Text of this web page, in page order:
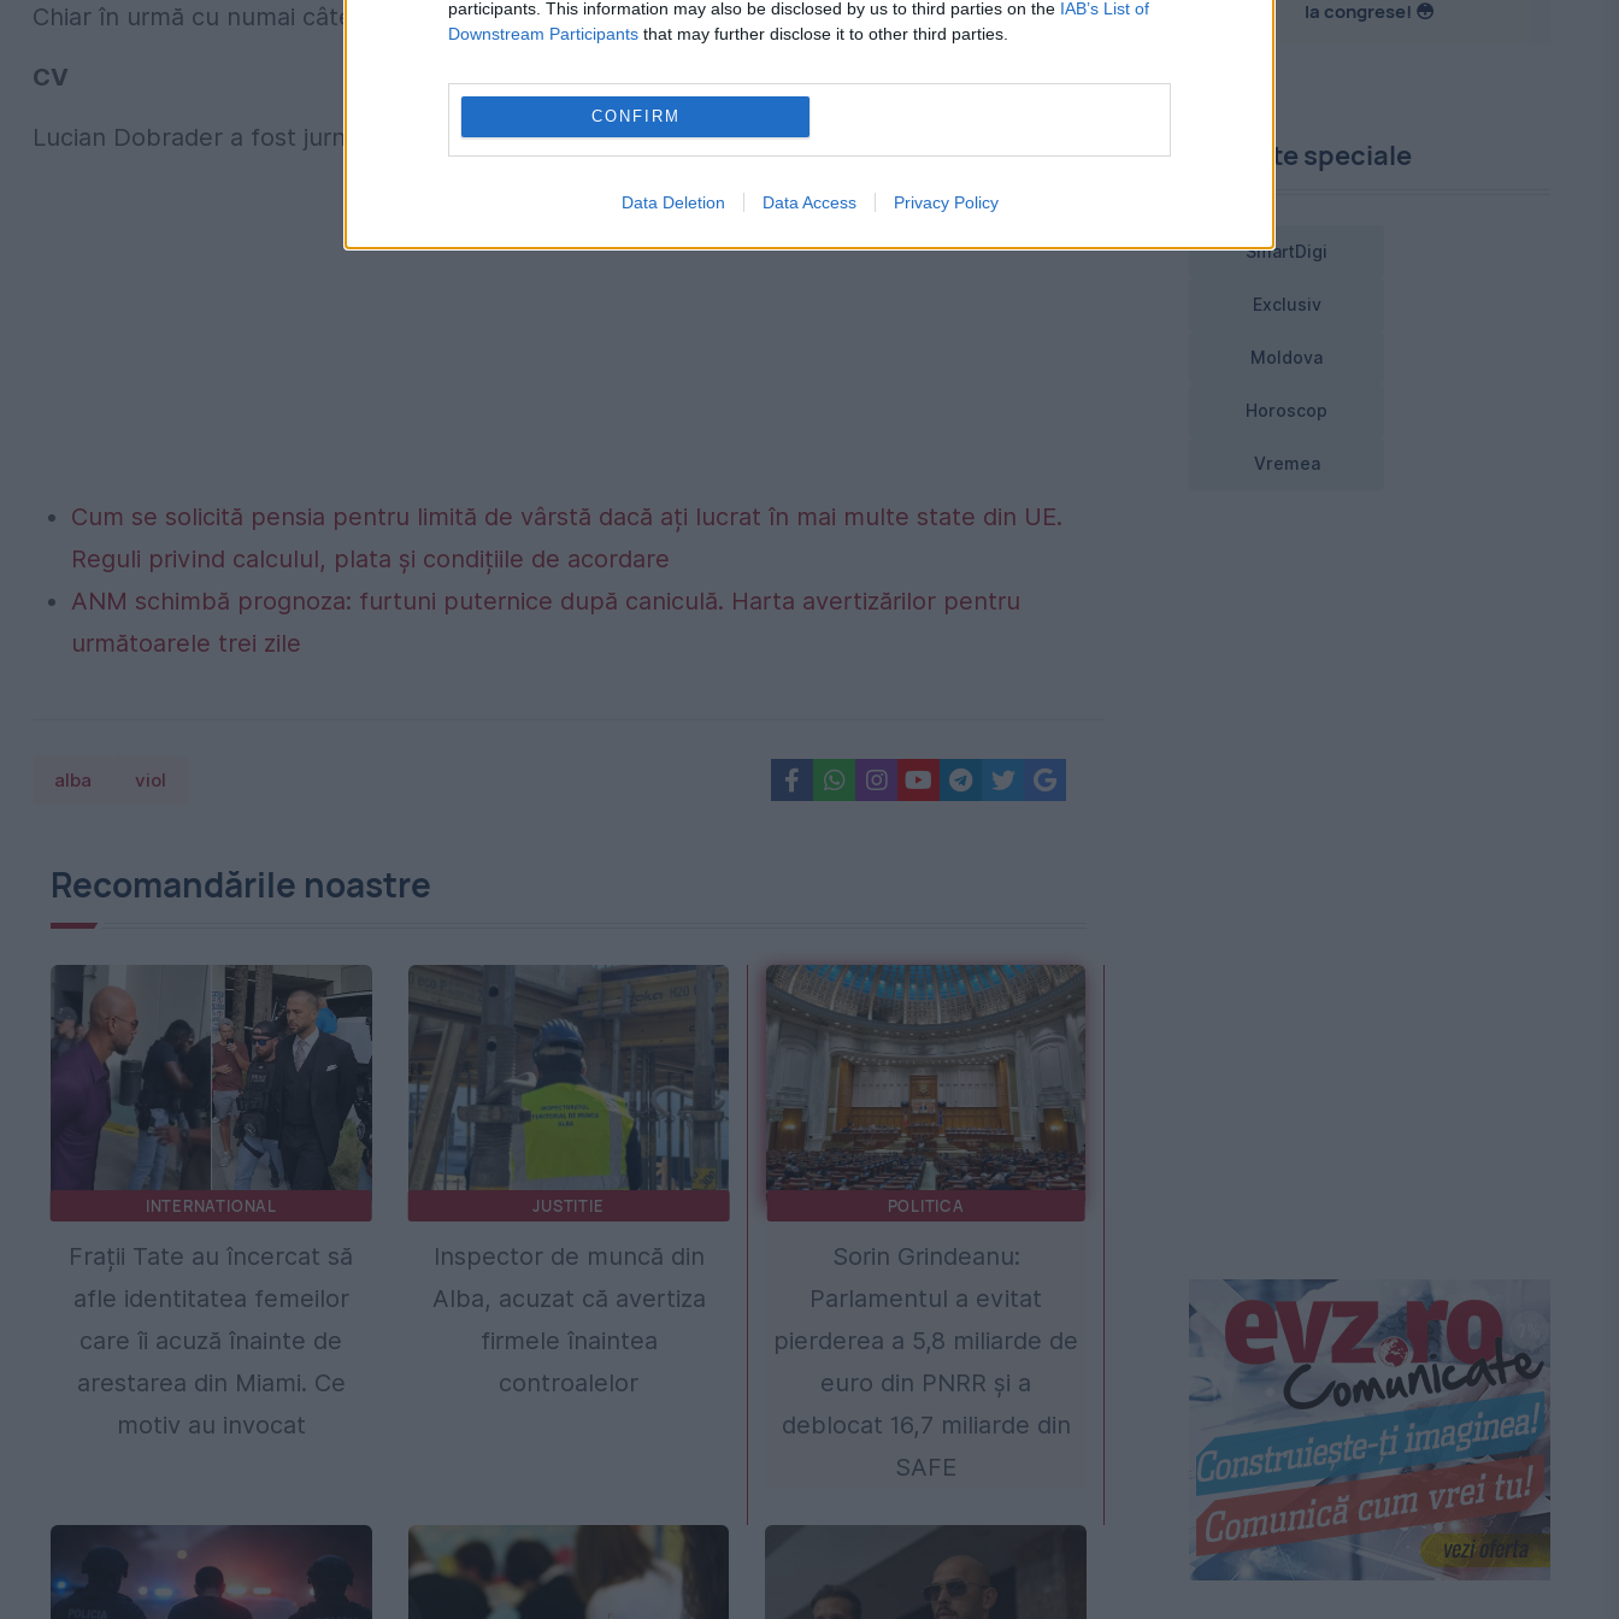
participants. This information may also be disclosed by us to third parties on the IAB’s List of
Downstream Participants that may further disclose it to other third parties.
CONFIRM
Data Deletion Data Access Privacy Policy
Chiar în urmă cu numai câteva zile două femei au fost batjocorite
CV
Lucian Dobrader a fost jurnalistul care a publicat cazul bătrânei batjocorite în propria-i casă.
Cum se solicită pensia pentru limită de vârstă dacă ați lucrat în mai multe state din UE.
Reguli privind calculul, plata și condițiile de acordare
ANM schimbă prognoza: furtuni puternice după caniculă. Harta avertizărilor pentru
următoarele trei zile
alba viol
Recomandările noastre
INTERNATIONAL
Frații Tate au încercat să
afle identitatea femeilor
care îi acuză înainte de
arestarea din Miami. Ce
motiv au invocat
JUSTITIE
Inspector de muncă din
Alba, acuzat că avertiza
firmele înaintea
controalelor
POLITICA
Sorin Grindeanu:
Parlamentul a evitat
pierderea a 5,8 miliarde de
euro din PNRR și a
deblocat 16,7 miliarde din
SAFE
la congrese! 😳
Proiecte speciale
SmartDigi
Exclusiv
Moldova
Horoscop
Vremea